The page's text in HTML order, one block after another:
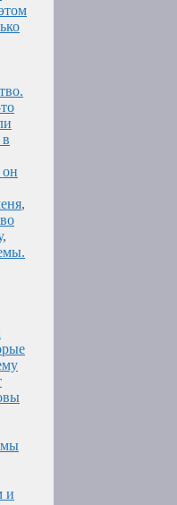
он
,
,
мы
и